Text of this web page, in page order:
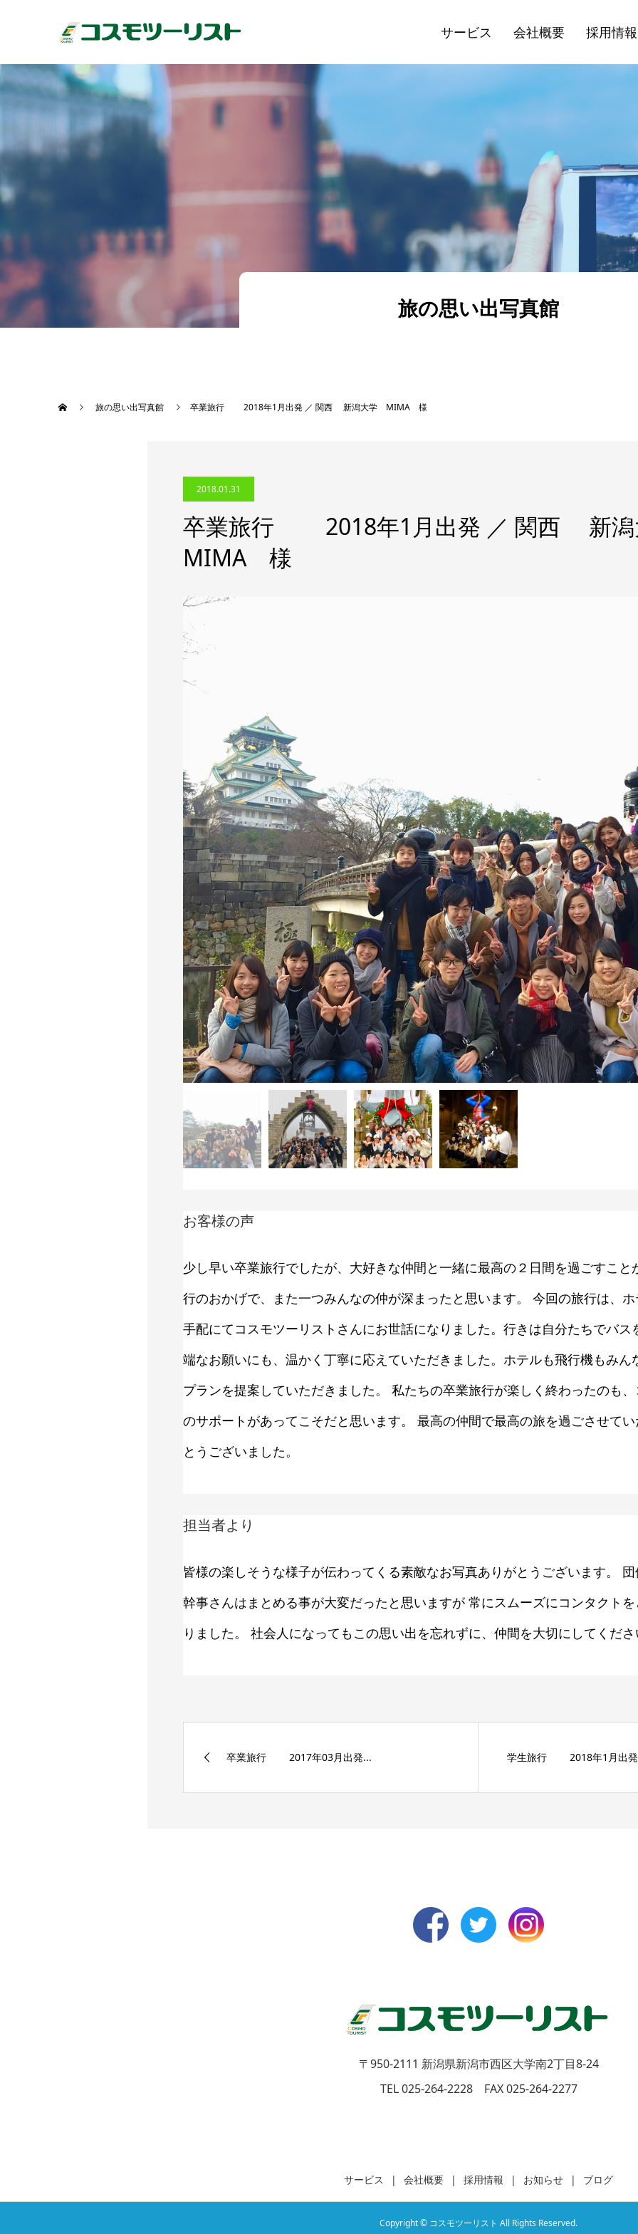
サービス 会社概要 採用情報
旅の思い出写真館
旅の思い出写真館 卒業旅行 2018年1月出発 ／ 関西 新潟大学 MIMA 様
2018.01.31
卒業旅行 2018年1月出発 ／ 関西 新
MIMA 様
お客様の声
少し早い卒業旅行でしたが、大好きな仲間と一緒に最高の２日間を過ごすこと
行のおかげで、また一つみんなの仲が深まったと思います。 今回の旅行は、
手配にてコスモツーリストさんにお世話になりました。行きは自分たちでバス
端なお願いにも、温かく丁寧に応えていただきました。ホテルも飛行機もみん
プランを提案していただきました。 私たちの卒業旅行が楽しく終わったのも
のサポートがあってこそだと思います。 最高の仲間で最高の旅を過ごさせて
とうございました。
担当者より
皆様の楽しそうな様子が伝わってくる素敵なお写真ありがとうございます。
幹事さんはまとめる事が大変だったと思いますが 常にスムーズにコンタクト
りました。 社会人になってもこの思い出を忘れずに、仲間を大切にしてくだ
卒業旅行 2017年03月出発... 学生旅行 2018年1月出
〒950-2111 新潟県新潟市西区大学南2丁目8-24
TEL 025-264-2228 FAX 025-264-2277
サービス 会社概要 採用情報 お知らせ ブログ
Copyright © コスモツーリスト All Rights Reserved.